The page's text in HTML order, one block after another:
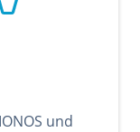
und